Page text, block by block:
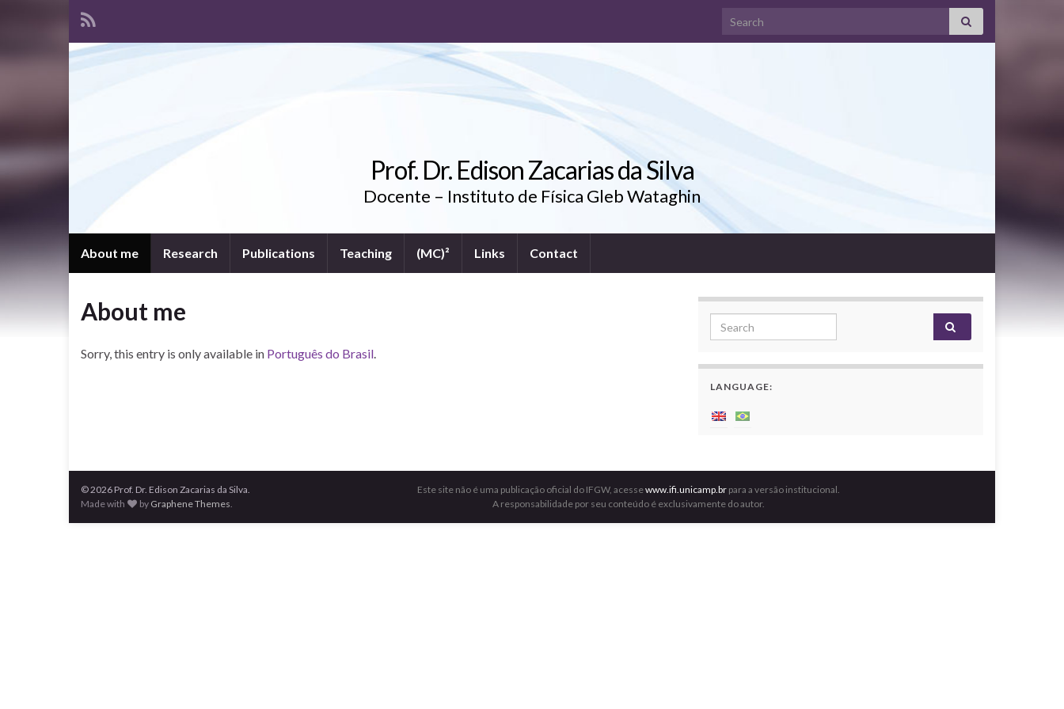
Search for:
Prof. Dr. Edison Zacarias da Silva
Docente – Instituto de Física Gleb Wataghin
About me Research Publications Teaching (MC)² Links Contact
About me
Sorry, this entry is only available in Português do Brasil.
Search for:
LANGUAGE:
© 2026 Prof. Dr. Edison Zacarias da Silva.
Made with
by Graphene Themes.
Este site não é uma publicação oficial do IFGW, acessewww.ifi.unicamp.br para a versão institucional.
A responsabilidade por seu conteúdo é exclusivamente do autor.